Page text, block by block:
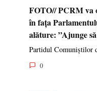
FOTO// PCRM va
în fața
alăture: ”Ajunge
Partidul Comuniștilor
0